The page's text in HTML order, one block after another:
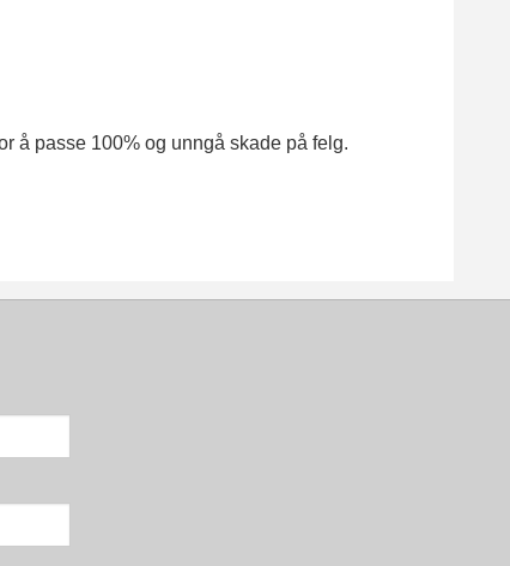
å passe 100% og unngå skade på felg.